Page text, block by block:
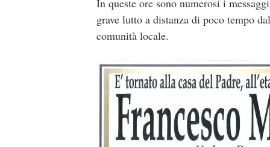
In queste ore sono numerosi i
grave lutto a distanza di poco tempo
comunità locale.